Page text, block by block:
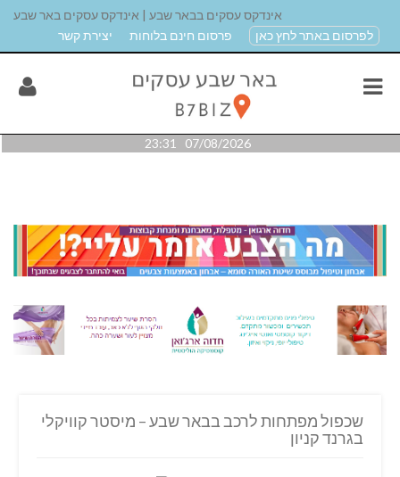
אינדקס עסקים בבאר שבע | אינדקס עסקים באר שבע
לפרסום באתר לחץ כאן
פרסום חינם בלוחות יצירת קשר
07/08/2026 23:31
שכפול מפתחות לרכב בבאר שבע – מיסטר קוויקלי
בגרנד קניון